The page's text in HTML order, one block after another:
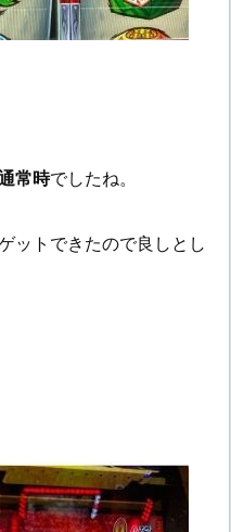
常時でしたね。
ットできたので良しとし